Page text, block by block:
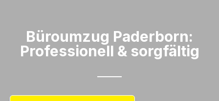
Büroumzug Paderborn:
Professionell & sorgfältig